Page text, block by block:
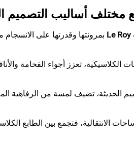
مختلف أساليب التصميم
Le Roy بمرونتها وقدرتها على
الكلاسيكية، تعزز أجواء الفخامة
الحديثة، تضيف لمسة من الرفاهية
الانتقالية، فتجمع بين الطابع